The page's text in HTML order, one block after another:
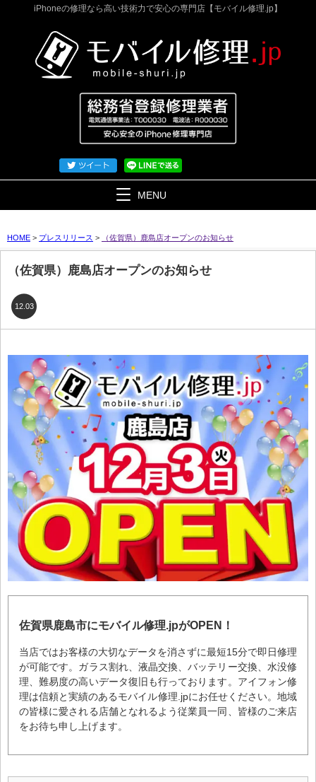
iPhoneの修理なら高い技術力で安心の専門店【モバイル修理.jp】
MENU
HOME > プレスリリース > （佐賀県）鹿島店オープンのお知らせ
（佐賀県）鹿島店オープンのお知らせ
12.03
佐賀県鹿島市にモバイル修理.jpがOPEN！
当店ではお客様の大切なデータを消さずに最短15分で即日修理
が可能です。ガラス割れ、液晶交換、バッテリー交換、水没修
理、難易度の高いデータ復旧も行っております。アイフォン修
理は信頼と実績のあるモバイル修理.jpにお任せください。地域
の皆様に愛される店舗となれるよう従業員一同、皆様のご来店
をお待ち申し上げます。